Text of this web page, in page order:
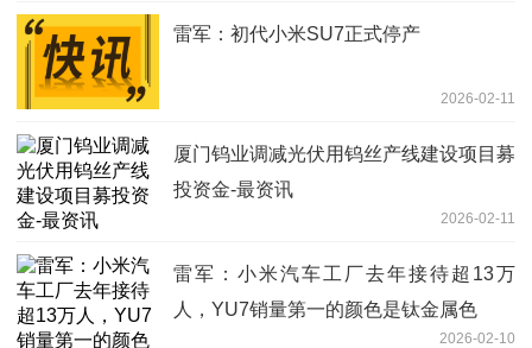
雷军：初代小米SU7正式停产
2026-02-11
厦门钨业调减光伏用钨丝产线建设项目募
投资金-最资讯
2026-02-11
雷军：小米汽车工厂去年接待超13万
人，YU7销量第一的颜色是钛金属色
2026-02-10